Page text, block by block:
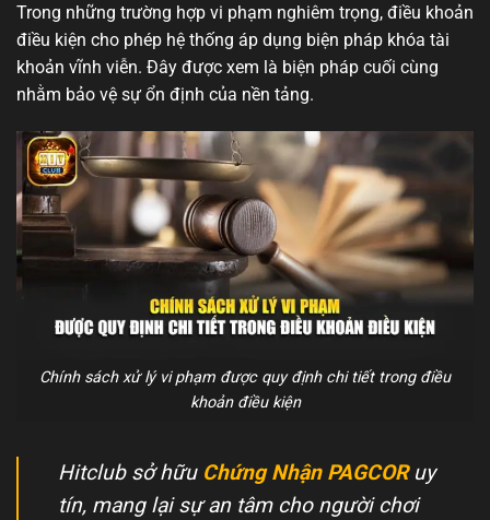
Trong những trường hợp vi phạm nghiêm trọng, điều khoản
điều kiện cho phép hệ thống áp dụng biện pháp khóa tài
khoản vĩnh viễn. Đây được xem là biện pháp cuối cùng
nhằm bảo vệ sự ổn định của nền tảng.
Chính sách xử lý vi phạm được quy định chi tiết trong điều
khoản điều kiện
Hitclub sở hữu Chứng Nhận PAGCORuy
tín, mang lại sự an tâm cho người chơi